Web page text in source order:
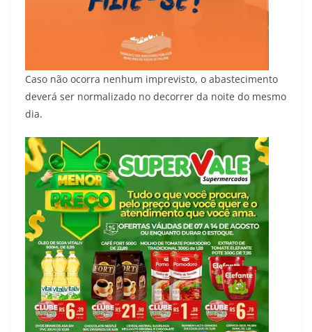
Caso não ocorra nenhum imprevisto, o abastecimento
deverá ser normalizado no decorrer da noite do mesmo
dia.